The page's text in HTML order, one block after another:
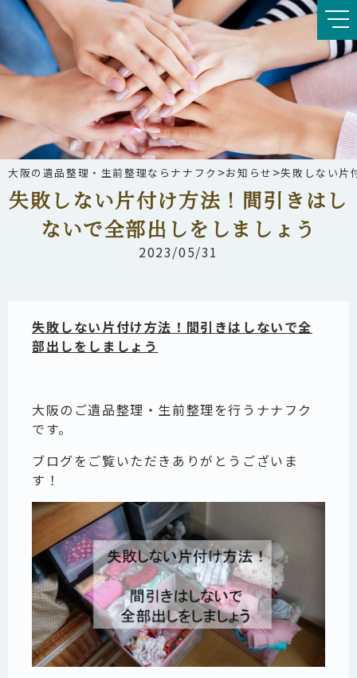
大阪の遺品整理・生前整理ならナナフク >お知らせ >失敗しない片
失敗しない片付け方法！間引きはし
ないで全部出しをしましょう
2023/05/31
失敗しない片付け方法！間引きはしないで全
部出しをしましょう
大阪のご遺品整理・生前整理を行うナナフク
です。
ブログをご覧いただきありがとうございま
す！